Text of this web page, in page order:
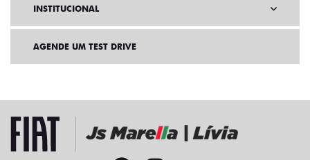
INSTITUCIONAL
AGENDE UM TEST DRIVE